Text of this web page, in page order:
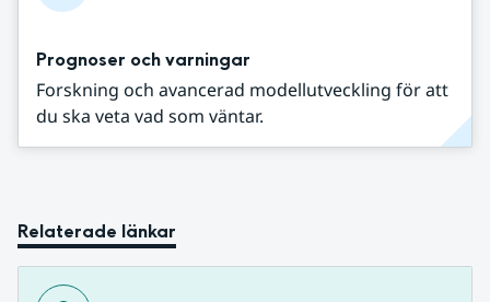
Prognoser och varningar
Forskning och avancerad modellutveckling för att
du ska veta vad som väntar.
Relaterade länkar